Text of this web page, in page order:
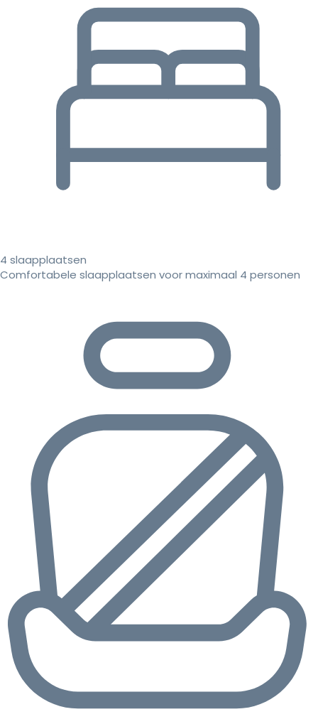
4 slaapplaatsen
Comfortabele slaapplaatsen voor maximaal 4 personen